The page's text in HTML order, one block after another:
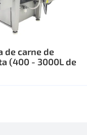
de carne de
(400 - 3000L de